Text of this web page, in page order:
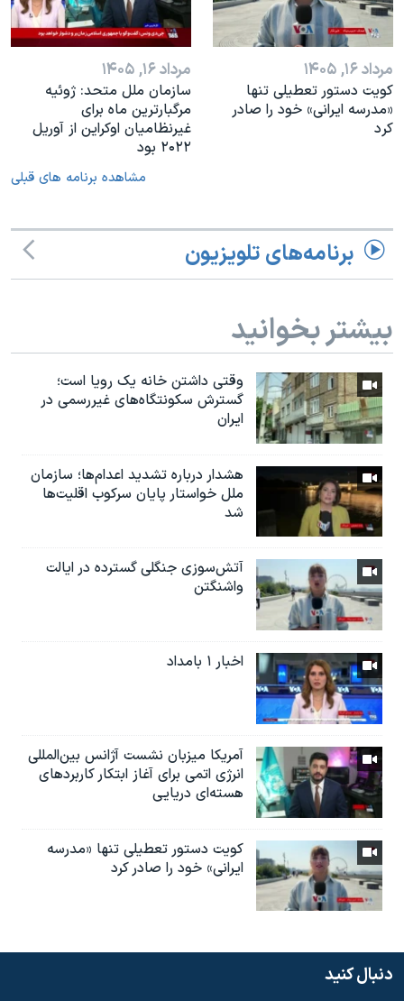
مرداد ۱۶, ۱۴۰۵
کویت دستور تعطیلی تنها
«مدرسه ایرانی» خود را صادر
کرد
مرداد ۱۶, ۱۴۰۵
سازمان ملل متحد: ژوئیه
مرگبارترین ماه برای
غیرنظامیان اوکراین از آوریل
۲۰۲۲ بود
مشاهده برنامه های قبلی
برنامه‌های تلویزیون
بیشتر بخوانید
وقتی داشتن خانه یک رویا است؛
گسترش سکونتگاه‌های غیررسمی در
ایران
هشدار درباره تشدید اعدام‌ها؛ سازمان
ملل خواستار پایان سرکوب اقلیت‌ها
شد
آتش‌سوزی جنگلی گسترده در ایالت
واشنگتن
اخبار ۱ بامداد
آمریکا میزبان نشست آژانس بین‌المللی
انرژی اتمی برای آغاز ابتکار کاربردهای
هسته‌ای دریایی
کویت دستور تعطیلی تنها «مدرسه
ایرانی» خود را صادر کرد
دنبال کنید